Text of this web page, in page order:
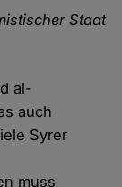
Staat
al-
auch
Syrer
muss